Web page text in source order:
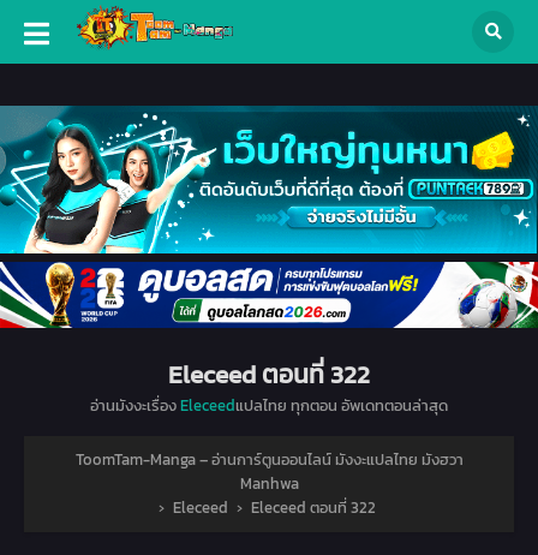
Eleceed ตอนที่ 322
อ่านมังงะเรื่องEleceedแปลไทย ทุกตอน อัพเดทตอนล่าสุด
ToomTam-Manga – อ่านการ์ตูนออนไลน์ มังงะแปลไทย มังฮวา
Manhwa
› Eleceed › Eleceed ตอนที่ 322